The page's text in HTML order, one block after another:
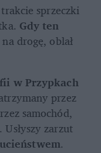
sprzeczki
Gdy ten
drogę, oblał
w Przypkach
przez
samochód,
którym uciekał z miejsca zbrodni. Usłyszy zarzut
.